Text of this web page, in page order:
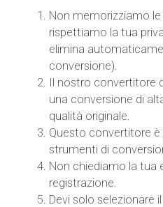
Non memorizziamo
rispettiamo la tua
elimina
conversione).
Il nostro convertitore
una conversione di
qualità originale.
Questo convertitore
strumenti di
Non chiediamo la tua
registrazione.
Devi solo selezionare